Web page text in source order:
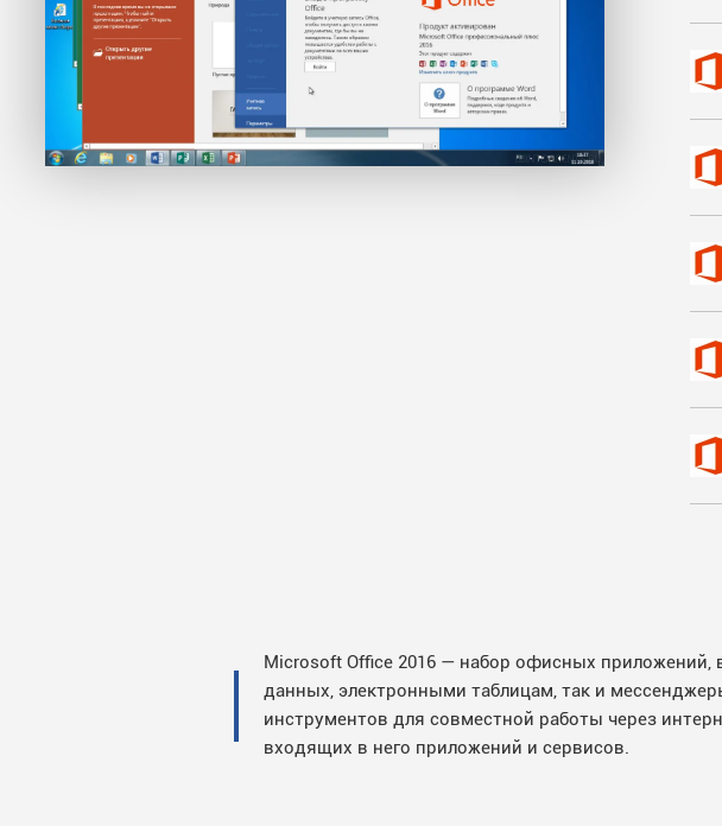
Microsoft Office 2016 — набор офисных
данных, электронными таблицам, так и
инструментов для совместной работы через
входящих в него приложений и сервисов.